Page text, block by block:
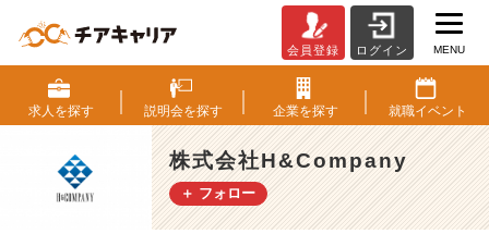
式
会
社
H
&
C
会員登録 ログイン MENU
求人を探す 説明会を探す 企業を探す 就職イベント
株式会社H&Company
＋ フォロー